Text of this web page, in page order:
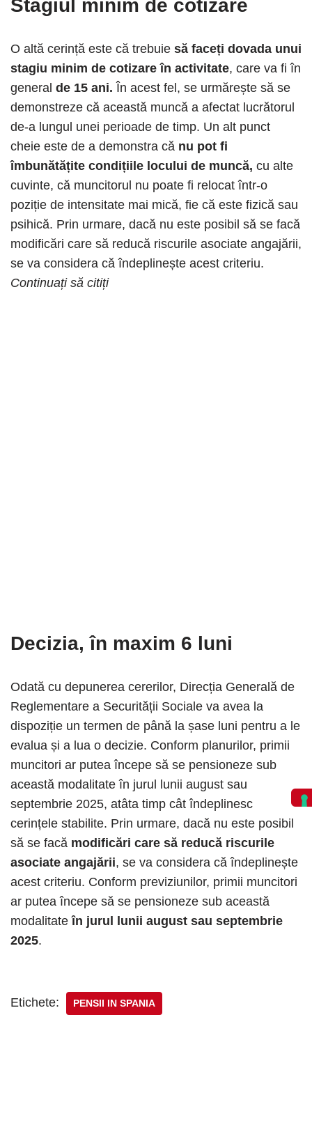
Stagiul minim de cotizare
O altă cerință este că trebuie să faceți dovada unui
stagiu minim de cotizare în activitate, care va fi în
general de 15 ani. În acest fel, se urmărește să se
demonstreze că această muncă a afectat lucrătorul
de-a lungul unei perioade de timp. Un alt punct
cheie este de a demonstra că nu pot fi
îmbunătățite condițiile locului de muncă, cu alte
cuvinte, că muncitorul nu poate fi relocat într-o
poziție de intensitate mai mică, fie că este fizică sau
psihică. Prin urmare, dacă nu este posibil să se facă
modificări care să reducă riscurile asociate angajării,
se va considera că îndeplinește acest criteriu.
Continuați să citiți
Decizia, în maxim 6 luni
Odată cu depunerea cererilor, Direcția Generală de
Reglementare a Securității Sociale va avea la
dispoziție un termen de până la șase luni pentru a le
evalua și a lua o decizie. Conform planurilor, primii
muncitori ar putea începe să se pensioneze sub
această modalitate în jurul lunii august sau
septembrie 2025, atâta timp cât îndeplinesc
cerințele stabilite. Prin urmare, dacă nu este posibil
să se facă modificări care să reducă riscurile
asociate angajării, se va considera că îndeplinește
acest criteriu. Conform previziunilor, primii muncitori
ar putea începe să se pensioneze sub această
modalitate în jurul lunii august sau septembrie
2025.
Etichete: PENSII IN SPANIA